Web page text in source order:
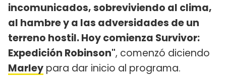
incomunicados, sobreviviendo al clima,
al hambre y a las adversidades de un
terreno hostil. Hoy comienza Survivor:
Expedición Robinson", comenzó diciendo
Marley para dar inicio al programa.